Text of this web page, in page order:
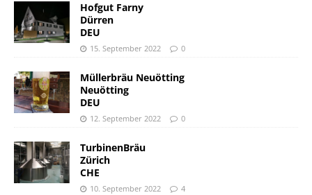
Hofgut Farny
Dürren
DEU
15. September 2022 0
Müllerbräu Neuötting
Neuötting
DEU
12. September 2022 0
TurbinenBräu
Zürich
CHE
10. September 2022 4